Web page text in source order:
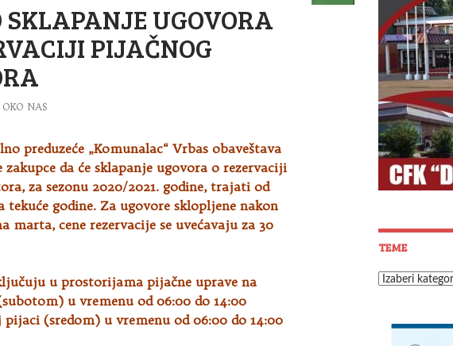
SKLAPANJE UGOVORA
PIJAČNOG
OKO NAS
preduzeće „Komunalac“ Vrbas obaveštava
zakupce da će sklapanje ugovora o rezervaciji
za sezonu 2020/2021. godine, trajati od
tekuće godine. Za ugovore sklopljene nakon
marta, cene rezervacije se uvećavaju za 30
u prostorijama pijačne uprave na
u vremenu od 06:00 do 14:00
(sredom) u vremenu od 06:00 do 14:00
TEME
Teme